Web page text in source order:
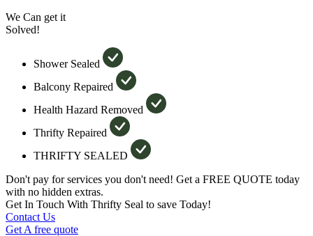
We Can get it
Solved!
Shower Sealed
Balcony Repaired
Health Hazard Removed
Thrifty Repaired
THRIFTY SEALED
Don't pay for services you don't need! Get a FREE QUOTE today
with no hidden extras.
Get In Touch With Thrifty Seal to save Today!
Contact Us
Get A free quote